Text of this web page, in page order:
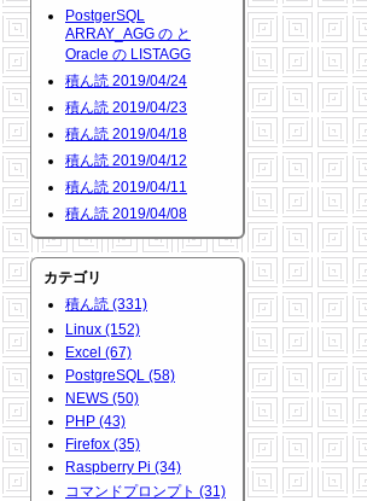
PostgerSQL
ARRAY_AGG の と
Oracle の LISTAGG
積ん読 2019/04/24
積ん読 2019/04/23
積ん読 2019/04/18
積ん読 2019/04/12
積ん読 2019/04/11
積ん読 2019/04/08
カテゴリ
積ん読 (331)
Linux (152)
Excel (67)
PostgreSQL (58)
NEWS (50)
PHP (43)
Firefox (35)
Raspberry Pi (34)
コマンドプロンプト (31)